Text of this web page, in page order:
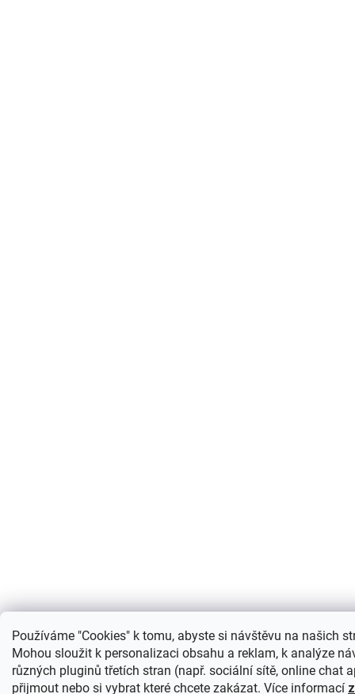
Používáme "Cookies" k tomu, abyste si návštěvu na našich
Mohou sloužit k personalizaci obsahu a reklam, k analýze
různých pluginů třetích stran (např. sociální sítě, online chat
přijmout nebo si vybrat které chcete zakázat. Více informací